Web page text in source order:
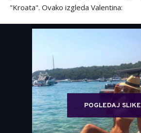
"Kroata". Ovako izgleda Valentina:
POGLEDAJ SLIKE